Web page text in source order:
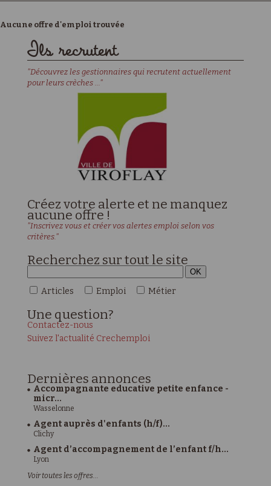
Aucune offre d'emploi trouvée
Ils recrutent
"Découvrez les gestionnaires qui recrutent actuellement
pour leurs crèches ..."
Créez votre alerte et ne manquez
aucune offre !
"Inscrivez vous et créer vos alertes emploi selon vos
critères."
Recherchez sur tout le site
Articles Emploi Métier
Une question?
Contactez-nous
Suivez l'actualité Crechemploi
Dernières annonces
Accompagnante educative petite enfance -
micr...
Wasselonne
Agent auprès d'enfants (h/f)...
Clichy
Agent d’accompagnement de l’enfant f/h...
Lyon
Voir toutes les offres...